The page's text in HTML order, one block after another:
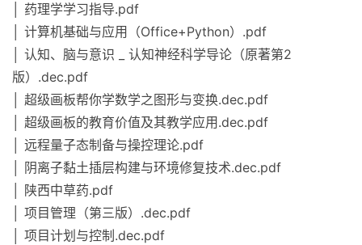
│ 药理学学习指导.pdf
│ 计算机基础与应用（Office+Python）.pdf
│ 认知、脑与意识 _ 认知神经科学导论（原著第2
版）.dec.pdf
│ 超级画板帮你学数学之图形与变换.dec.pdf
│ 超级画板的教育价值及其教学应用.dec.pdf
│ 远程量子态制备与操控理论.pdf
│ 阴离子黏土插层构建与环境修复技术.dec.pdf
│ 陕西中草药.pdf
│ 项目管理（第三版）.dec.pdf
│ 项目计划与控制.dec.pdf